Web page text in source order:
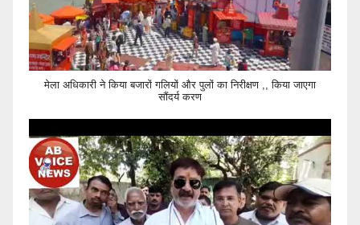
मेला अधिकारी ने किया बजारों गलियों और पुलों का निरीक्षण ,, किया जाएगा
सौंदर्य करण